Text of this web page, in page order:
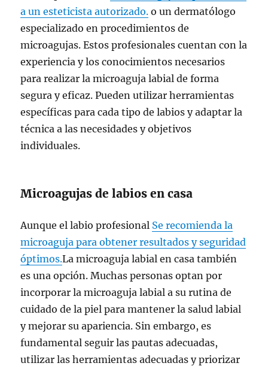
a un esteticista autorizado. o un dermatólogo
especializado en procedimientos de
microagujas. Estos profesionales cuentan con la
experiencia y los conocimientos necesarios
para realizar la microaguja labial de forma
segura y eficaz. Pueden utilizar herramientas
específicas para cada tipo de labios y adaptar la
técnica a las necesidades y objetivos
individuales.
Microagujas de labios en casa
Aunque el labio profesional Se recomienda la
microaguja para obtener resultados y seguridad
óptimos.La microaguja labial en casa también
es una opción. Muchas personas optan por
incorporar la microaguja labial a su rutina de
cuidado de la piel para mantener la salud labial
y mejorar su apariencia. Sin embargo, es
fundamental seguir las pautas adecuadas,
utilizar las herramientas adecuadas y priorizar